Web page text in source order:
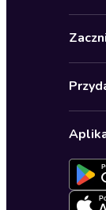
Biznes,
Dla młodzieży
Karnety
Blog